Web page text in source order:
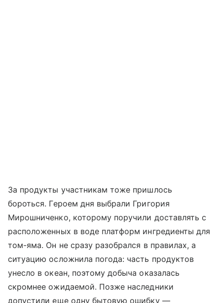
За продукты участникам тоже пришлось
бороться. Героем дня выбрали Григория
Мирошниченко, которому поручили доставлять с
расположенных в воде платформ ингредиенты для
том-яма. Он не сразу разобрался в правилах, а
ситуацию осложнила погода: часть продуктов
унесло в океан, поэтому добыча оказалась
скромнее ожидаемой. Позже наследники
допустили еще одну бытовую ошибку —